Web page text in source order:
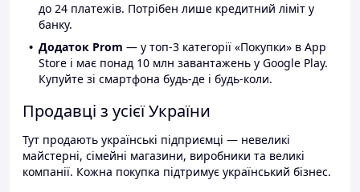
до 24 платежів. Потрібен лише кредитний ліміт у
банку.
Додаток Prom — у топ-3 категорії «Покупки» в App
Store і має понад 10 млн завантажень у Google Play.
Купуйте зі смартфона будь-де і будь-коли.
Продавці з усієї України
Тут продають українські підприємці — невеликі
майстерні, сімейні магазини, виробники та великі
компанії. Кожна покупка підтримує український бізнес.